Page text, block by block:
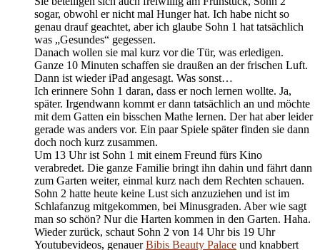
sogar, obwohl er nicht mal Hunger hat. Ich habe nicht so
genau drauf geachtet, aber ich glaube Sohn 1 hat tatsächlich
was „Gesundes“ gegessen.
Danach wollen sie mal kurz vor die Tür, was erledigen.
Ganze 10 Minuten schaffen sie draußen an der frischen Luft.
Dann ist wieder iPad angesagt. Was sonst…
Ich erinnere Sohn 1 daran, dass er noch lernen wollte. Ja,
später. Irgendwann kommt er dann tatsächlich an und möchte
mit dem Gatten ein bisschen Mathe lernen. Der hat aber leider
gerade was anders vor. Ein paar Spiele später finden sie dann
doch noch kurz zusammen.
Um 13 Uhr ist Sohn 1 mit einem Freund fürs Kino
verabredet. Die ganze Familie bringt ihn dahin und fährt dann
zum Garten weiter, einmal kurz nach dem Rechten schauen.
Sohn 2 hatte heute keine Lust sich anzuziehen und ist im
Schlafanzug mitgekommen, bei Minusgraden. Aber wie sagt
man so schön? Nur die Harten kommen in den Garten. Haha.
Wieder zurück, schaut Sohn 2 von 14 Uhr bis 19 Uhr
Youtubevideos, genauerBibis Beauty Palace und knabbert